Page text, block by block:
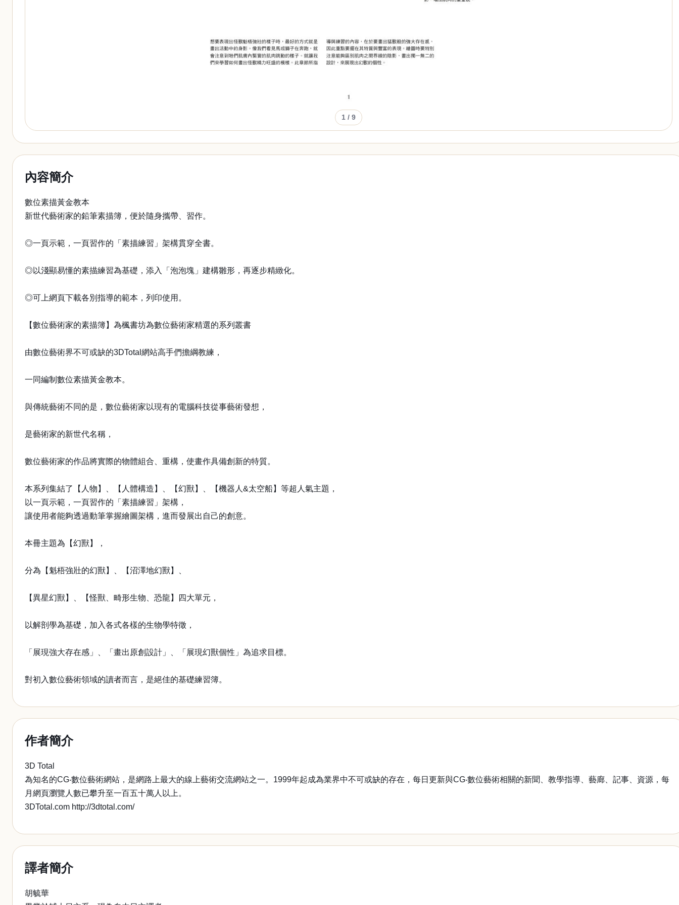
1 / 9
內容簡介
數位素描黃金教本
新世代藝術家的鉛筆素描簿，便於隨身攜帶、習作。
◎一頁示範，一頁習作的「素描練習」架構貫穿全書。
◎以淺顯易懂的素描練習為基礎，添入「泡泡塊」建構雛形，再逐步精緻化。
◎可上網頁下載各別指導的範本，列印使用。
【數位藝術家的素描簿】為楓書坊為數位藝術家精選的系列叢書
由數位藝術界不可或缺的3DTotal網站高手們擔綱教練，
一同編制數位素描黃金教本。
與傳統藝術不同的是，數位藝術家以現有的電腦科技從事藝術發想，
是藝術家的新世代名稱，
數位藝術家的作品將實際的物體組合、重構，使畫作具備創新的特質。
本系列集結了【人物】、【人體構造】、【幻獸】、【機器人&太空船】等超人氣主題，
以一頁示範，一頁習作的「素描練習」架構，
讓使用者能夠透過動筆掌握繪圖架構，進而發展出自己的創意。
本冊主題為【幻獸】，
分為【魁梧強壯的幻獸】、【沼澤地幻獸】、
【異星幻獸】、【怪獸、畸形生物、恐龍】四大單元，
以解剖學為基礎，加入各式各樣的生物學特徵，
「展現強大存在感」、「畫出原創設計」、「展現幻獸個性」為追求目標。
對初入數位藝術領域的讀者而言，是絕佳的基礎練習簿。
作者簡介
3D Total
為知名的CG‧數位藝術網站，是網路上最大的線上藝術交流網站之一。1999年起成為業界中不可或缺的存在，每日更新與CG‧數位藝術相關的新聞、教學指導、藝廊、記事、資源，每
月網頁瀏覽人數已攀升至一百五十萬人以上。
3DTotal.com http://3dtotal.com/
譯者簡介
胡毓華